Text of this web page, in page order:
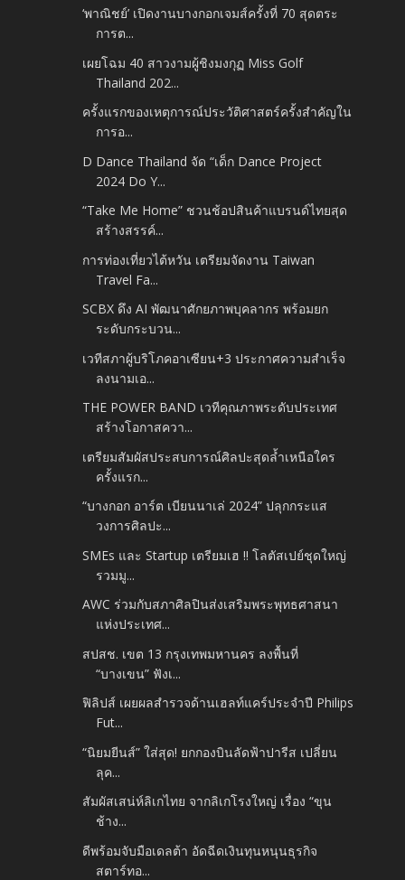
‘พาณิชย์’ เปิดงานบางกอกเจมส์ครั้งที่ 70 สุดตระ
การต...
เผยโฉม 40 สาวงามผู้ชิงมงกุฏ Miss Golf
Thailand 202...
ครั้งแรกของเหตุการณ์ประวัติศาสตร์ครั้งสำคัญใน
การอ...
D Dance Thailand จัด “เด็ก Dance Project
2024 Do Y...
“Take Me Home” ชวนช้อปสินค้าแบรนด์ไทยสุด
สร้างสรรค์...
การท่องเที่ยวไต้หวัน เตรียมจัดงาน Taiwan
Travel Fa...
SCBX ดึง AI พัฒนาศักยภาพบุคลากร พร้อมยก
ระดับกระบวน...
เวทีสภาผู้บริโภคอาเซียน+3 ประกาศความสำเร็จ
ลงนามเอ...
THE POWER BAND เวทีคุณภาพระดับประเทศ
สร้างโอกาสควา...
เตรียมสัมผัสประสบการณ์ศิลปะสุดล้ำเหนือใคร
ครั้งแรก...
“บางกอก อาร์ต เบียนนาเล่ 2024” ปลุกกระแส
วงการศิลปะ...
SMEs และ Startup เตรียมเฮ !! โลตัสเปย์ชุดใหญ่
รวมมู...
AWC ร่วมกับสภาศิลปินส่งเสริมพระพุทธศาสนา
แห่งประเทศ...
สปสช. เขต 13 กรุงเทพมหานคร ลงพื้นที่
“บางเขน” ฟังเ...
ฟิลิปส์ เผยผลสำรวจด้านเฮลท์แคร์ประจำปี Philips
Fut...
“นิยมยีนส์” ใส่สุด! ยกกองบินลัดฟ้าปารีส เปลี่ยน
ลุค...
สัมผัสเสน่ห์ลิเกไทย จากลิเกโรงใหญ่ เรื่อง “ขุน
ช้าง...
ดีพร้อมจับมือเดลต้า อัดฉีดเงินทุนหนุนธุรกิจ
สตาร์ทอ...